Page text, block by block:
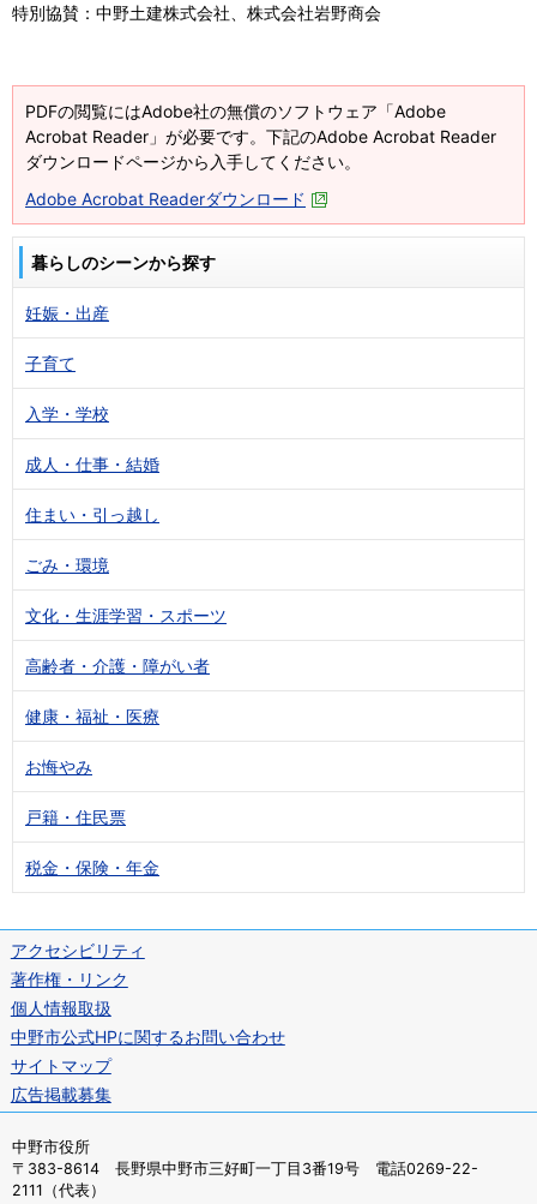
特別協賛：中野土建株式会社、株式会社岩野商会
PDFの閲覧にはAdobe社の無償のソフトウェア「Adobe
Acrobat Reader」が必要です。下記のAdobe Acrobat Reader
ダウンロードページから入手してください。
Adobe Acrobat Readerダウンロード
暮らしのシーンから探す
妊娠・出産
子育て
入学・学校
成人・仕事・結婚
住まい・引っ越し
ごみ・環境
文化・生涯学習・スポーツ
高齢者・介護・障がい者
健康・福祉・医療
お悔やみ
戸籍・住民票
税金・保険・年金
アクセシビリティ
著作権・リンク
個人情報取扱
中野市公式HPに関するお問い合わせ
サイトマップ
広告掲載募集
中野市役所
〒383-8614 長野県中野市三好町一丁目3番19号 電話0269-22-
2111（代表）